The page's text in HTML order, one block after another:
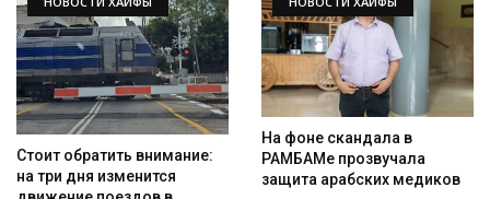
Стоит обратить внимание:
на три дня изменится
На фоне скандала в
РАМБАМе прозвучала
защита арабских медиков